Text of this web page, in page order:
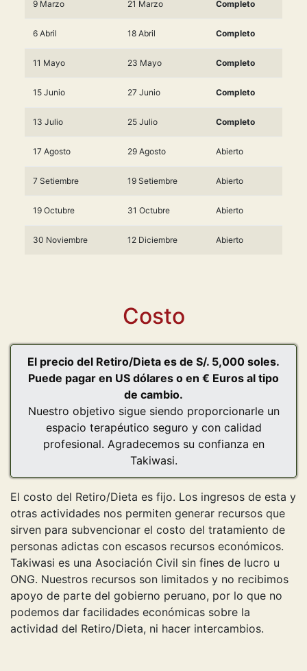
9 Marzo 21 Marzo Completo
6 Abril 18 Abril Completo
11 Mayo 23 Mayo Completo
15 Junio 27 Junio Completo
13 Julio 25 Julio Completo
17 Agosto 29 Agosto Abierto
7 Setiembre 19 Setiembre Abierto
19 Octubre 31 Octubre Abierto
30 Noviembre 12 Diciembre Abierto
Costo
El precio del Retiro/Dieta es de S/. 5,000 soles.
Puede pagar en US dólares o en € Euros al tipo
de cambio.
Nuestro objetivo sigue siendo proporcionarle un
espacio terapéutico seguro y con calidad
profesional. Agradecemos su confianza en
Takiwasi.
El costo del Retiro/Dieta es fijo. Los ingresos de esta y
otras actividades nos permiten generar recursos que
sirven para subvencionar el costo del tratamiento de
personas adictas con escasos recursos económicos.
Takiwasi es una Asociación Civil sin fines de lucro u
ONG. Nuestros recursos son limitados y no recibimos
apoyo de parte del gobierno peruano, por lo que no
podemos dar facilidades económicas sobre la
actividad del Retiro/Dieta, ni hacer intercambios.